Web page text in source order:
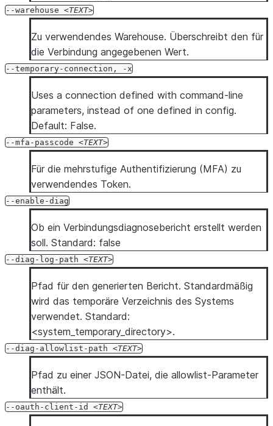
--warehouse TEXT
Zu verwendendes Warehouse. Überschreibt den für
die Verbindung angegebenen Wert.
--temporary-connection, -x
Uses a connection defined with command-line
parameters, instead of one defined in config.
Default: False.
--mfa-passcode TEXT
Für die mehrstufige Authentifizierung (MFA) zu
verwendendes Token.
--enable-diag
Ob ein Verbindungsdiagnosebericht erstellt werden
soll. Standard: false
--diag-log-path TEXT
Pfad für den generierten Bericht. Standardmäßig
wird das temporäre Verzeichnis des Systems
verwendet. Standard:
<system_temporary_directory>.
--diag-allowlist-path TEXT
Pfad zu einer JSON-Datei, die allowlist-Parameter
enthält.
--oauth-client-id TEXT